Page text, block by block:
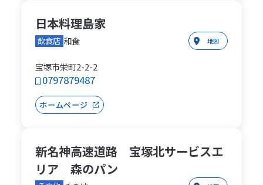
日本料理島家
飲食店 和食 地図
宝塚市栄町2-2-2
0797879487
ホームページ
新名神高速道路 宝塚北サービスエ
リア 森のパン